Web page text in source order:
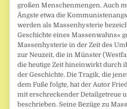
großen Menschenmengen. Auch
Ängste etwa die
werden als Massenhysterie
Geschichte eines Massenwahns«
Massenhysterie in der Zeit des
zur Neuzeit, die in Münster
die heutige Zeit hineinwirkt durch
der Geschichte. Die Tragik, die
dem Fuße folgte, hat der Autor
mit erschreckender Detailgetreue
beschrieben. Seine Bezüge zu